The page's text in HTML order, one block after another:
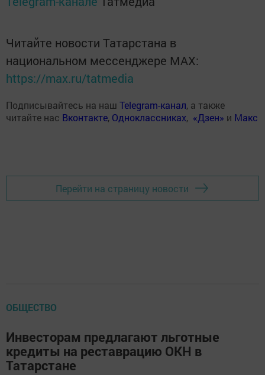
Читайте новости Татарстана в
национальном мессенджере MАХ:
https://max.ru/tatmedia
Подписывайтесь на наш Telegram-канал, а также
читайте нас Вконтакте, Одноклассниках, «Дзен» и Макс
Перейти на страницу новости
ОБЩЕСТВО
Инвесторам предлагают льготные
кредиты на реставрацию ОКН в
Татарстане